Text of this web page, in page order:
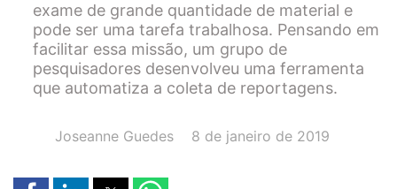
exame de grande quantidade de material e
pode ser uma tarefa trabalhosa. Pensando em
facilitar essa missão, um grupo de
pesquisadores desenvolveu uma ferramenta
que automatiza a coleta de reportagens.
AUTOR(A):
Joseanne Guedes DATA:
8 de janeiro de 2019